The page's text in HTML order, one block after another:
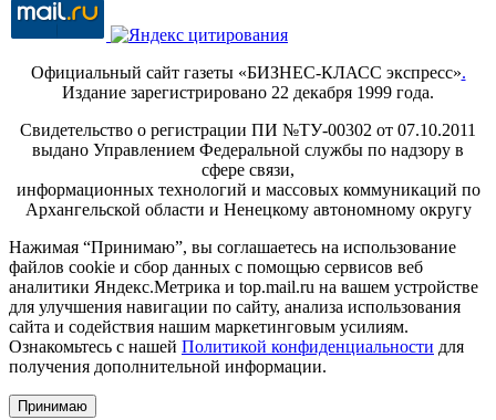
Официальный сайт газеты «БИЗНЕС-КЛАСС экспресс».
Издание зарегистрировано 22 декабря 1999 года.
Свидетельство о регистрации ПИ №ТУ-00302 от 07.10.2011
выдано Управлением Федеральной службы по надзору в
сфере связи,
информационных технологий и массовых коммуникаций по
Архангельской области и Ненецкому автономному округу
Нажимая “Принимаю”, вы соглашаетесь на использование
файлов cookie и сбор данных с помощью сервисов веб
аналитики Яндекс.Метрика и top.mail.ru на вашем устройстве
для улучшения навигации по сайту, анализа использования
сайта и содействия нашим маркетинговым усилиям.
Ознакомьтесь с нашей Политикой конфиденциальности для
получения дополнительной информации.
Принимаю